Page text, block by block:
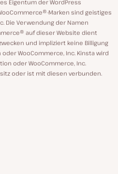
Eigentum der WordPress
Marken sind geistiges
Die Verwendung der Namen
auf dieser Website dient
und impliziert keine Billigung
WooCommerce, Inc. Kinsta wird
oder WooCommerce, Inc.
oder ist mit diesen verbunden.